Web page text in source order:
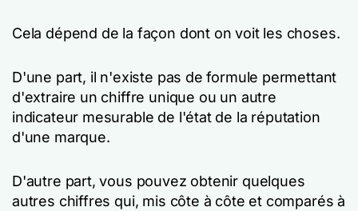
Cela dépend de la façon dont on voit les choses.
D'une part, il n'existe pas de formule permettant
d'extraire un chiffre unique ou un autre
indicateur mesurable de l'état de la réputation
d'une marque.
D'autre part, vous pouvez obtenir quelques
autres chiffres qui, mis côte à côte et comparés à